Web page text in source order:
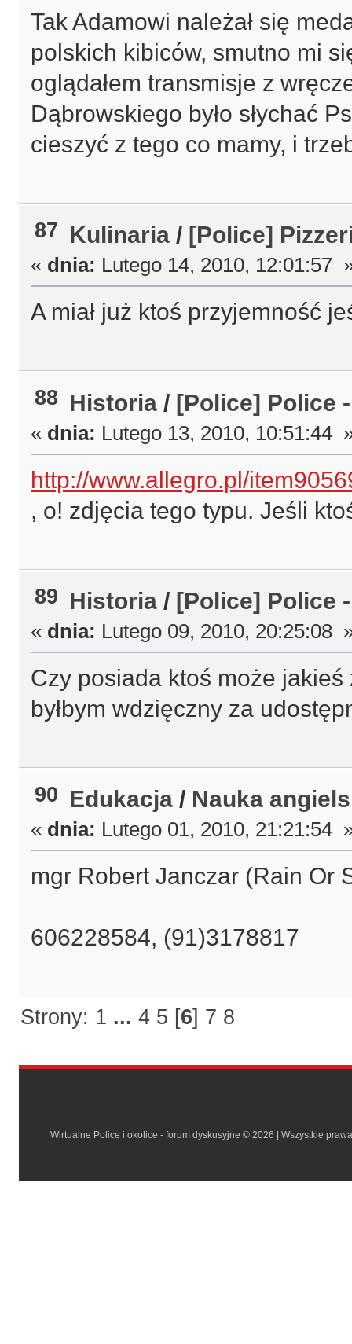
Tak Adamowi należał się
polskich kibiców, smutno mi
oglądałem transmisje z
Dąbrowskiego było słychać
cieszyć z tego co mamy, i
87 Kulinaria / [Police]
« dnia: Lutego 14, 2010, 12:01:57
A miał już ktoś przyjemność
88 Historia / [Police] Police
« dnia: Lutego 13, 2010, 10:51:44
http://www.allegro.pl/
, o! zdjęcia tego typu. Jeśli
89 Historia / [Police] Police
« dnia: Lutego 09, 2010, 20:25:08
Czy posiada ktoś może
byłbym wdzięczny za
90 Edukacja / Nauka
« dnia: Lutego 01, 2010, 21:21:54
mgr Robert Janczar (Rain Or
606228584, (91)3178817
Strony: 1 ...4 5 [6] 7 8
Wirtualne Police i okolice - forum dyskusyjne © 2026 | Wszystkie